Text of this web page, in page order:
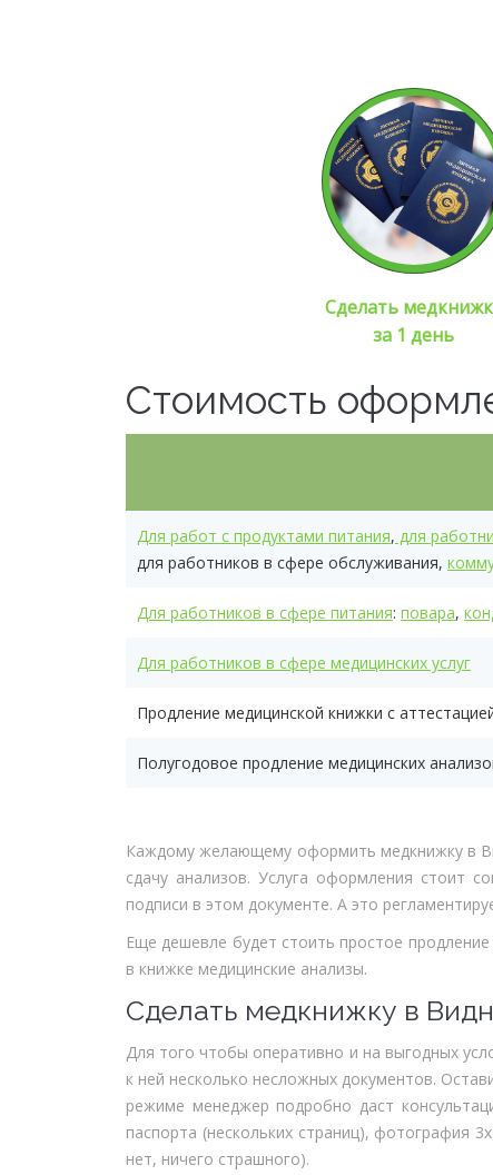
Сделать
за 1 день
Стоимость
Для работ с продуктами питания, для
для работников в сфере обслуживания,
Для работников в сфере питания: повара,
Для работников в сфере медицинских услуг
Продление медицинской книжки с
Полугодовое продление медицинских
Каждому желающему оформить медкнижку в
сдачу анализов. Услуга оформления стоит
подписи в этом документе. А это
Еще дешевле будет стоить простое
в книжке медицинские анализы.
Сделать медкнижку в
Для того чтобы оперативно и на выгодных
к ней несколько несложных документов.
режиме менеджер подробно даст
паспорта (нескольких страниц), фотография
нет, ничего страшного).